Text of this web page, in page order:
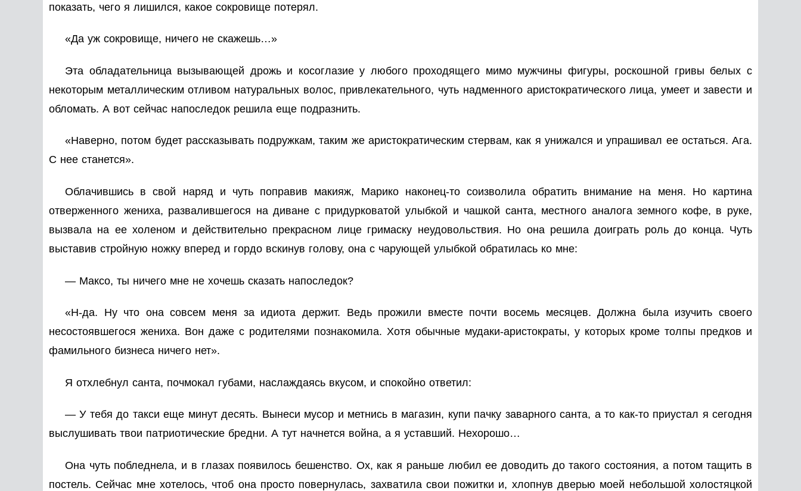
показать, чего я лишился, какое сокровище потерял.
«Да уж сокровище, ничего не скажешь…»
Эта обладательница вызывающей дрожь и косоглазие у любого проходящего мимо мужчины фигуры, роскошной гривы белых с
некоторым металлическим отливом натуральных волос, привлекательного, чуть надменного аристократического лица, умеет и завести и
обломать. А вот сейчас напоследок решила еще подразнить.
«Наверно, потом будет рассказывать подружкам, таким же аристократическим стервам, как я унижался и упрашивал ее остаться. Ага.
С нее станется».
Облачившись в свой наряд и чуть поправив макияж, Марико наконец-то соизволила обратить внимание на меня. Но картина
отверженного жениха, развалившегося на диване с придурковатой улыбкой и чашкой санта, местного аналога земного кофе, в руке,
вызвала на ее холеном и действительно прекрасном лице гримаску неудовольствия. Но она решила доиграть роль до конца. Чуть
выставив стройную ножку вперед и гордо вскинув голову, она с чарующей улыбкой обратилась ко мне:
— Максо, ты ничего мне не хочешь сказать напоследок?
«Н-да. Ну что она совсем меня за идиота держит. Ведь прожили вместе почти восемь месяцев. Должна была изучить своего
несостоявшегося жениха. Вон даже с родителями познакомила. Хотя обычные мудаки-аристократы, у которых кроме толпы предков и
фамильного бизнеса ничего нет».
Я отхлебнул санта, почмокал губами, наслаждаясь вкусом, и спокойно ответил:
— У тебя до такси еще минут десять. Вынеси мусор и метнись в магазин, купи пачку заварного санта, а то как-то приустал я сегодня
выслушивать твои патриотические бредни. А тут начнется война, а я уставший. Нехорошо…
Она чуть побледнела, и в глазах появилось бешенство. Ох, как я раньше любил ее доводить до такого состояния, а потом тащить в
постель. Сейчас мне хотелось, чтоб она просто повернулась, захватила свои пожитки и, хлопнув дверью моей небольшой холостяцкой